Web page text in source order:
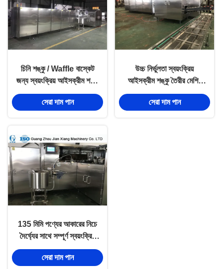
চিনি শঙ্কু / Waffle বাস্কেট
জন্য স্বয়ংক্রিয় আইসক্রীম শঙ্কু
বেকিং মেশিন
সেরা দাম পান
উচ্চ নির্ভুলতা স্বয়ংক্রিয়
আইসক্রীম শঙ্কু তৈরীর মেশিন
কম গ্যাস খরচ
সেরা দাম পান
135 মিমি পণ্যের আকারের নিচে
দৈর্ঘ্যের সাথে সম্পূর্ণ স্বয়ংক্রিয়
চিনি শঙ্কু মেকিং মেশিন
সেরা দাম পান